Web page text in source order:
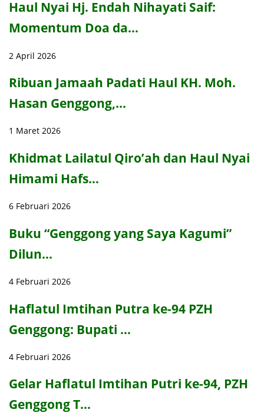
Haul Nyai Hj. Endah Nihayati Saif:
Momentum Doa da…
2 April 2026
Ribuan Jamaah Padati Haul KH. Moh.
Hasan Genggong,…
1 Maret 2026
Khidmat Lailatul Qiro’ah dan Haul Nyai
Himami Hafs…
6 Februari 2026
Buku “Genggong yang Saya Kagumi”
Dilun…
4 Februari 2026
Haflatul Imtihan Putra ke-94 PZH
Genggong: Bupati …
4 Februari 2026
Gelar Haflatul Imtihan Putri ke-94, PZH
Genggong T…